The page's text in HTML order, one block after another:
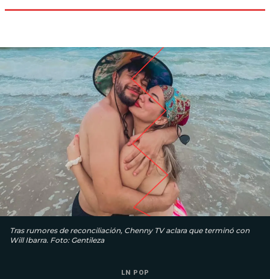
Tras rumores de reconciliación, Chenny TV aclara que terminó con
Will Ibarra. Foto: Gentileza
LN POP